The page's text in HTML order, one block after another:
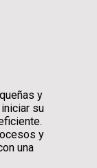
y
su
y
una